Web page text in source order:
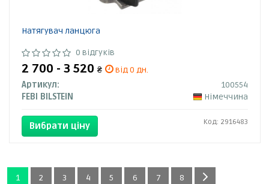
Натягувач ланцюга
0 відгуків
2 700 - 3 520 ₴
від 0 дн.
Артикул:
100554
FEBI BILSTEIN
Німеччина
Вибрати ціну Код: 2916483
1 2 3 4 5 6 7 8